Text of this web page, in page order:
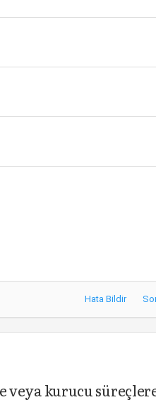
Hata Bildir
veya kurucu